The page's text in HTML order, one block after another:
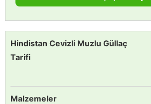
Hindistan Cevizli Muzlu Güllaç
Tarifi
Malzemeler